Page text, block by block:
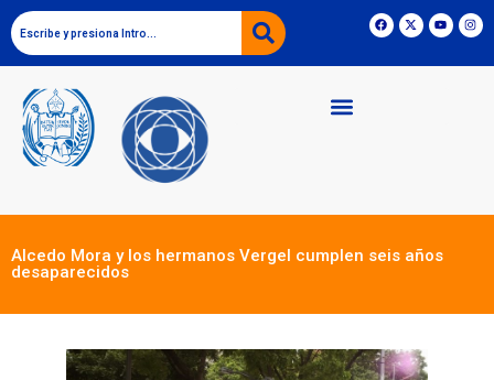
Alcedo Mora y los hermanos Vergel cumplen seis años
desaparecidos